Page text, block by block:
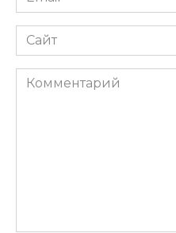
*
Сайт
Комментарий